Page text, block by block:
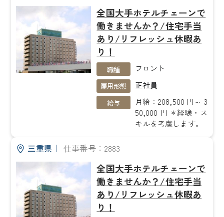
全国大手ホテルチェーンで
働きませんか？/住宅手当
あり/リフレッシュ休暇あ
り！
職種 フロント
雇用形態 正社員
給与
月給：208,500 円～ 3
50,000 円 ＊経験・ス
キルを考慮します。
三重県｜ 仕事番号：2883
全国大手ホテルチェーンで
働きませんか？/住宅手当
あり/リフレッシュ休暇あ
り！